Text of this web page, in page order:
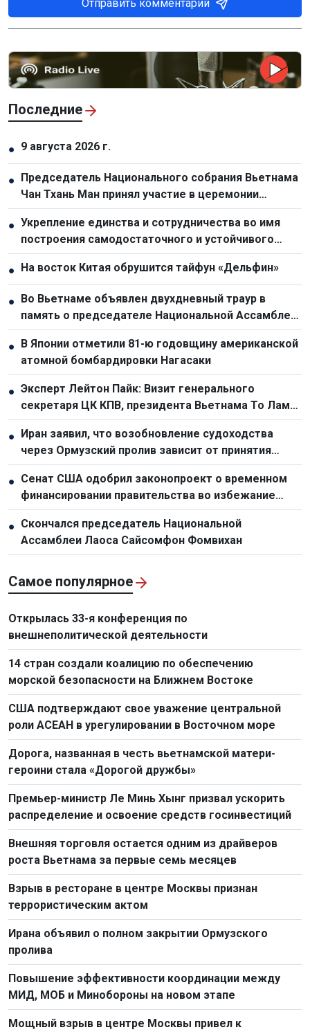
Отправить комментарий
Последние
● 9 августа 2026 г.
● Председатель Национального собрания Вьетнама
Чан Тхань Ман принял участие в церемонии
прощания с председателем Национальной
ассамблеи Лаоса Сайсомфоном Фомвиханом
● Укрепление единства и сотрудничества во имя
построения самодостаточного и устойчивого
сообщества АСЕАН
● На восток Китая обрушится тайфун «Дельфин»
● Во Вьетнаме объявлен двухдневный траур в
память о председателе Национальной Ассамблеи
Лаоса Сайсомфоне Фомвихане
● В Японии отметили 81-ю годовщину американской
атомной бомбардировки Нагасаки
● Эксперт Лейтон Пайк: Визит генерального
секретаря ЦК КПВ, президента Вьетнама То Лама
подтверждает растущий уровень доверия между
Вьетнамом и Австралией
● Иран заявил, что возобновление судоходства
через Ормузский пролив зависит от принятия
условий Тегерана Соединенными Штатами
● Сенат США одобрил законопроект о временном
финансировании правительства во избежание
шатдауна
● Скончался председатель Национальной
Ассамблеи Лаоса Сайсомфон Фомвихан
Самое популярное
Открылась 33-я конференция по
внешнеполитической деятельности
14 стран создали коалицию по обеспечению
морской безопасности на Ближнем Востоке
США подтверждают свое уважение центральной
роли АСЕАН в урегулировании в Восточном море
Дорога, названная в честь вьетнамской матери-
героини стала «Дорогой дружбы»
Премьер-министр Ле Минь Хынг призвал ускорить
распределение и освоение средств госинвестиций
Внешняя торговля остается одним из драйверов
роста Вьетнама за первые семь месяцев
Взрыв в ресторане в центре Москвы признан
террористическим актом
Ирана объявил о полном закрытии Ормузского
пролива
Повышение эффективности координации между
МИД, МОБ и Минобороны на новом этапе
Мощный взрыв в центре Москвы привел к